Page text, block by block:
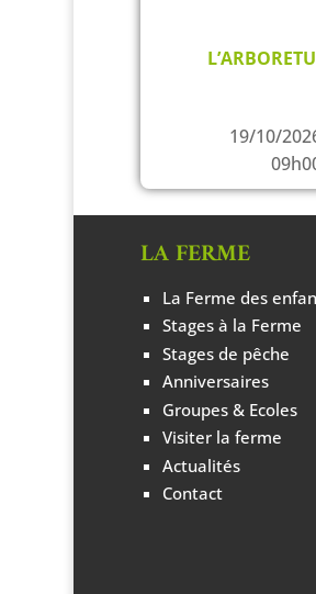
19/10/
LA FERME
La Ferme des
Stages à la Ferme
Stages de pêche
Anniversaires
Groupes & Ecoles
Visiter la ferme
Actualités
Contact